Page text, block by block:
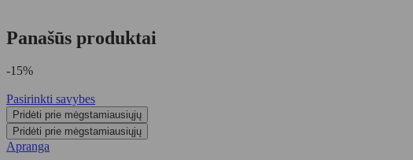
Panašūs produktai
-15%
Pasirinkti savybes
Pridėti prie mėgstamiausiųjų
Pridėti prie mėgstamiausiųjų
Apranga